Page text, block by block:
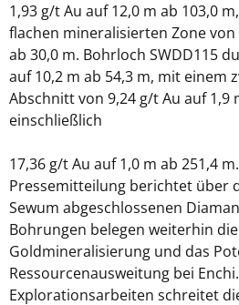
1,93 g/t Au auf 12,0 m ab 103,0
flachen mineralisierten Zone von
ab 30,0 m. Bohrloch SWDD115
auf 10,2 m ab 54,3 m, mit einem
Abschnitt von 9,24 g/t Au auf 1,9
einschließlich
17,36 g/t Au auf 1,0 m ab 251,4
Pressemitteilung berichtet über
Sewum abgeschlossenen
Bohrungen belegen weiterhin
Goldmineralisierung und das
Ressourcenausweitung bei
Explorationsarbeiten schreitet